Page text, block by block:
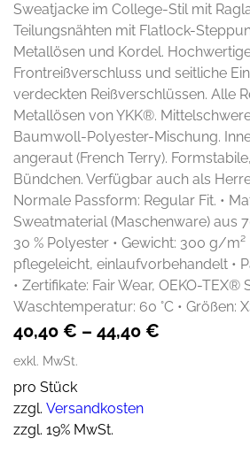
Sweatjacke im College-Stil mit
Teilungsnähten mit Flatlock-
Metallösen und Kordel.
Frontreißverschluss und seitliche
verdeckten Reißverschlüssen. Alle
Metallösen von YKK®.
Baumwoll-Polyester-Mischung.
angeraut (French Terry).
Bündchen. Verfügbar auch als
Normale Passform: Regular Fit. •
Sweatmaterial (Maschenware) aus
30 % Polyester • Gewicht: 300 g/m²
pflegeleicht, einlaufvorbehandelt •
• Zertifikate: Fair Wear, OEKO-TEX®
Waschtemperatur: 60 °C • Größen:
40,40 € – 44,40 €
exkl. MwSt.
pro Stück
zzgl. Versandkosten
zzgl. 19% MwSt.